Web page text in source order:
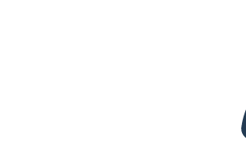
- הנתיב של ניקסון
هذه القصة المصورة